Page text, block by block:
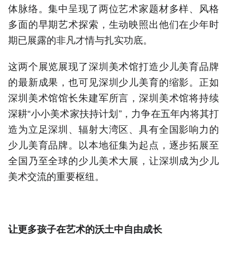
体脉络。集中呈现了两位艺术家题材多样、风格
多面的早期艺术探索，生动映照出他们在少年时
期已展露的非凡才情与扎实功底。
这两个展览展现了深圳美术馆打造少儿美育品牌
的最新成果，也可见深圳少儿美育的缩影。正如
深圳美术馆馆长朱建军所言，深圳美术馆将持续
深耕“小小美术家扶持计划”，力争在五年内将其打
造为立足深圳、辐射大湾区、具有全国影响力的
少儿美育品牌。以本地征集为起点，逐步拓展至
全国乃至全球的少儿美术大展，让深圳成为少儿
美术交流的重要枢纽。
让更多孩子在艺术的沃土中自由成长